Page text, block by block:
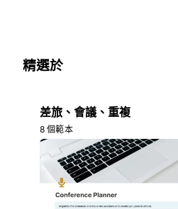
精選於
差旅、會議、重複
8 個範本